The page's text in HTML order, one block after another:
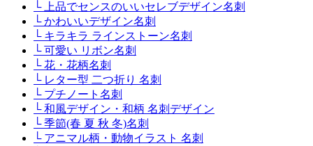
└ 上品でセンスのいいセレブデザイン名刺
└ かわいいデザイン名刺
└ キラキラ ラインストーン名刺
└ 可愛い リボン名刺
└ 花・花柄名刺
└ レター型 二つ折り 名刺
└ プチノート名刺
└ 和風デザイン・和柄 名刺デザイン
└ 季節(春 夏 秋 冬)名刺
└ アニマル柄・動物イラスト 名刺